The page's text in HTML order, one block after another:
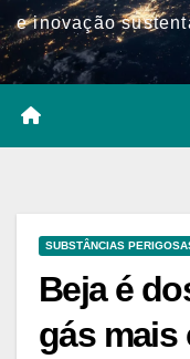
e inovação
SUBSTÂNCIAS
Beja é
gás mais